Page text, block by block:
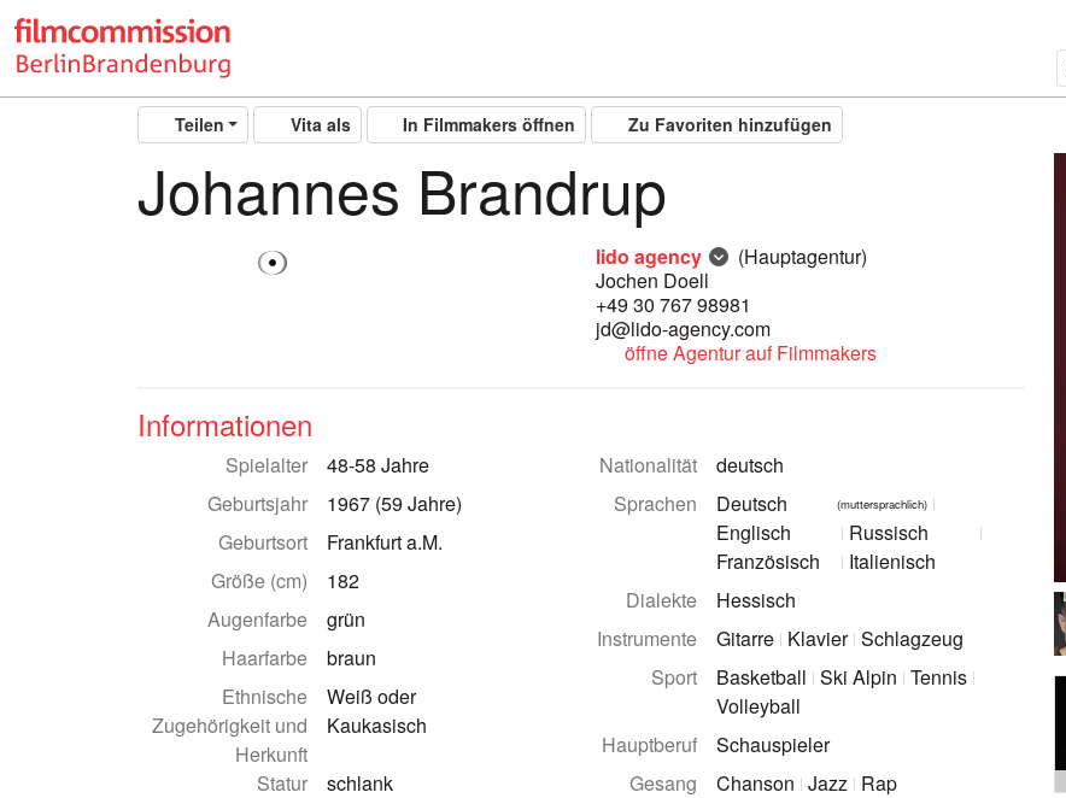
Teilen Vita als In Filmmakers öffnen Zu Favoriten hinzufügen
Johannes Brandrup
lido agency
(Hauptagentur)
Jochen Doell
+49 30 767 98981
jd@lido-agency.com
öffne Agentur auf Filmmakers
Informationen
Spielalter
48-58 Jahre
Geburtsjahr
1967 (59 Jahre)
Geburtsort
Frankfurt a.M.
Größe (cm)
182
Augenfarbe
grün
Haarfarbe
braun
Ethnische
Zugehörigkeit und
Herkunft
Weiß oder
Kaukasisch
Statur
schlank
Nationalität
deutsch
Sprachen
Deutsch (muttersprachlich)
Englisch
Russisch
Französisch
Italienisch
Dialekte
Hessisch
Instrumente
Gitarre Klavier Schlagzeug
Sport
Basketball Ski Alpin Tennis
Volleyball
Hauptberuf
Schauspieler
Gesang
Chanson Jazz Rap